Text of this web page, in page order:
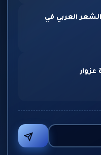
الشعر العربي في